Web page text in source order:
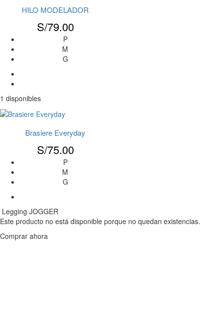
HILO MODELADOR
S/79.00
P
M
G
1 disponibles
Brasiere Everyday
S/75.00
P
M
G
Legging JOGGER
Este producto no está disponible porque no quedan existencias.
Comprar ahora